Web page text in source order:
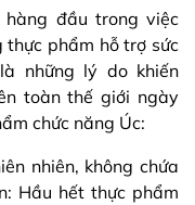
đầu trong việc
phẩm hỗ trợ sức
những lý do khiến
toàn thế giới ngày
chức năng Úc:
nhiên, không chứa
Hầu hết thực phẩm